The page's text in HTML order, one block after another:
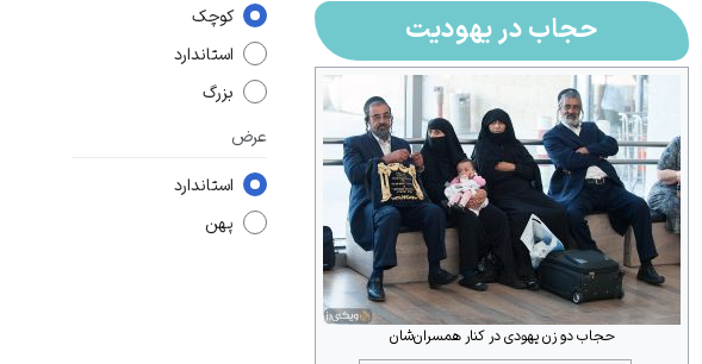
کوچک
استاندارد
بزرگ
عرض
استاندارد
پهن
حجاب در یهودیت
حجاب دو زن یهودی در کنار همسران‌شان